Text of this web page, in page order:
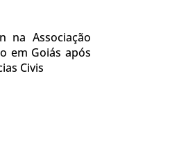
na Associação
em Goiás após
Civis